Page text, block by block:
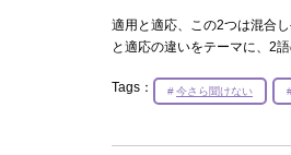
適用と適応、この2つは混合
と適応の違いをテーマに、2
Tags： 今さら聞けない